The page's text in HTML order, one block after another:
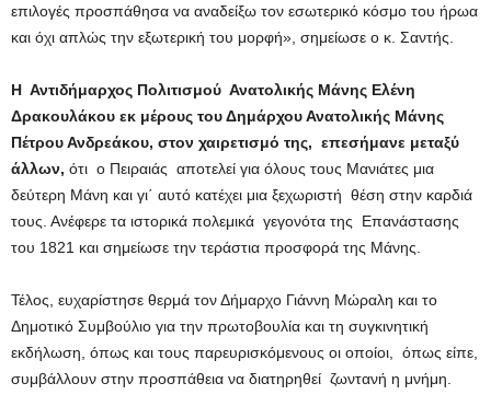
επιλογές προσπάθησα να αναδείξω τον εσωτερικό κόσμο του ήρωα
και όχι απλώς την εξωτερική του μορφή», σημείωσε ο κ. Σαντής.
Η Αντιδήμαρχος Πολιτισμού Ανατολικής Μάνης Ελένη
Δρακουλάκου εκ μέρους του Δημάρχου Ανατολικής Μάνης
Πέτρου Ανδρεάκου, στον χαιρετισμό της, επεσήμανε μεταξύ
άλλων, ότι ο Πειραιάς αποτελεί για όλους τους Μανιάτες μια
δεύτερη Μάνη και γι΄ αυτό κατέχει μια ξεχωριστή θέση στην καρδιά
τους. Ανέφερε τα ιστορικά πολεμικά γεγονότα της Επανάστασης
του 1821 και σημείωσε την τεράστια προσφορά της Μάνης.
Τέλος, ευχαρίστησε θερμά τον Δήμαρχο Γιάννη Μώραλη και το
Δημοτικό Συμβούλιο για την πρωτοβουλία και τη συγκινητική
εκδήλωση, όπως και τους παρευρισκόμενους οι οποίοι, όπως είπε,
συμβάλλουν στην προσπάθεια να διατηρηθεί ζωντανή η μνήμη.